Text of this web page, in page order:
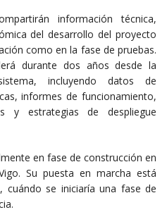
información técnica,
del desarrollo del proyecto
como en la fase de pruebas.
durante dos años desde la
incluyendo datos de
informes de funcionamiento,
y estrategias de despliegue
en fase de construcción en
Su puesta en marcha está
cuándo se iniciaría una fase de